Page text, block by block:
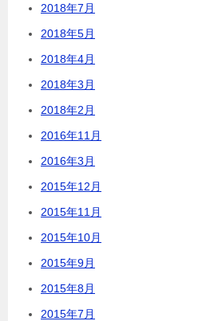
2018年7月
2018年5月
2018年4月
2018年3月
2018年2月
2016年11月
2016年3月
2015年12月
2015年11月
2015年10月
2015年9月
2015年8月
2015年7月